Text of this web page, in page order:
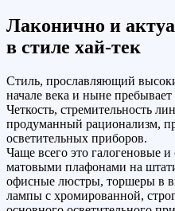
Лаконично и
в стиле хай-тек
Стиль, прославляющий
начале века и ныне
Четкость, стремительность
продуманный рационализм,
осветительных приборов.
Чаще всего это галогеновые
матовыми плафонами на
офисные люстры, торшеры в
лампы с хромированной,